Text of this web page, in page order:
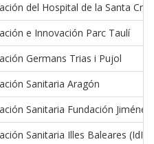
del Hospital de la Santa
e Innovación Parc Taulí
Germans Trias i Pujol
Sanitaria Aragón
Sanitaria Fundación Jiménez
Sanitaria Illes Baleares